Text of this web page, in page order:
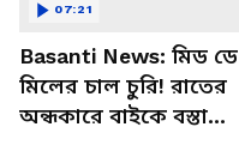
Basanti News: মিড ডে
মিলের চাল চুরি! রাতের
অন্ধকারে বাইকে বস্তা
07:21